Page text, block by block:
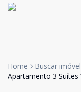
Home
Buscar imóvel
Apartamento 3 Suítes